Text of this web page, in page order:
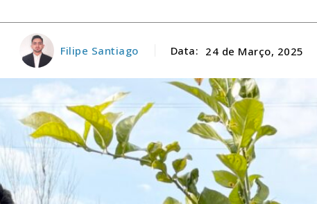
Filipe Santiago Data: 24 de Março, 2025